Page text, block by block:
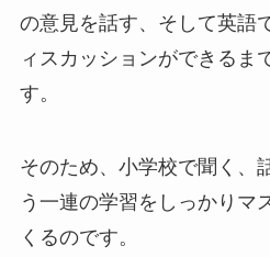
の意見を話す、そして英語
ィスカッションができるま
す。
そのため、小学校で聞く、
う一連の学習をしっかりマ
くるのです。